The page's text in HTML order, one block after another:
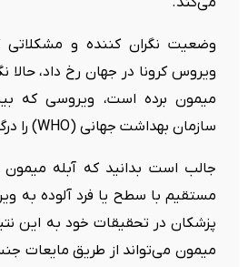
وضعیت نگران کننده و مشکلاتی
ویروس کرونا در جهان رخ داد، حالا
میمون برده است، ویروسی که
سازمان بهداشت جهانی (WHO) را درگیر خود کرده است.
جالب است بدانید که آبله
مستقیم با سطح یا فرد آلوده به
پزشکان در تحقیقات خود به این
میمون می‌تواند از طریق مایعات